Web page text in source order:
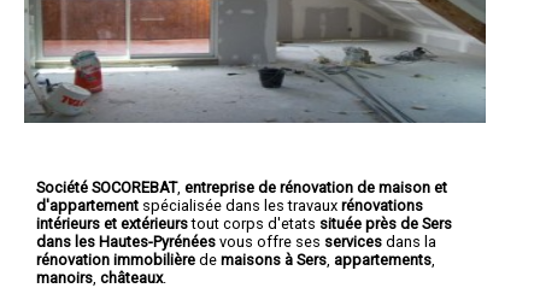
Société SOCOREBAT, entreprise de rénovation de maison et
d'appartement spécialisée dans les travaux rénovations
intérieurs et extérieurstout corps d'etats située près de Sers
dans les Hautes-Pyrénées vous offre ses services dans la
rénovation immobilière de maisons à Sers appartements
manoirs châteaux.